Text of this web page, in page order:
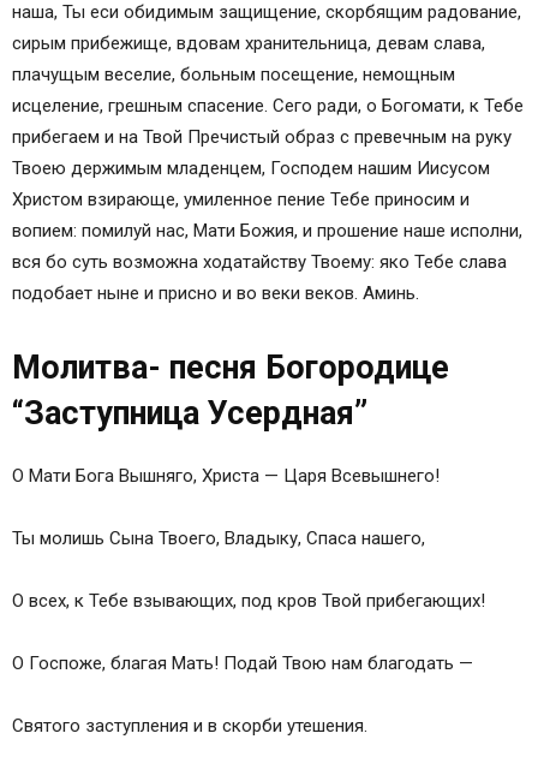
наша, Ты еси обидимым защищение, скорбящим радование,
сирым прибежище, вдовам хранительница, девам слава,
плачущым веселие, больным посещение, немощным
исцеление, грешным спасение. Сего ради, о Богомати, к Тебе
прибегаем и на Твой Пречистый образ с превечным на руку
Твоею держимым младенцем, Господем нашим Иисусом
Христом взирающе, умиленное пение Тебе приносим и
вопием: помилуй нас, Мати Божия, и прошение наше исполни,
вся бо суть возможна ходатайству Твоему: яко Тебе слава
подобает ныне и присно и во веки веков. Аминь.
Молитва- песня Богородице
“Заступница Усердная”
О Мати Бога Вышняго, Христа — Царя Всевышнего!
Ты молишь Сына Твоего, Владыку, Спаса нашего,
О всех, к Тебе взывающих, под кров Твой прибегающих!
О Госпоже, благая Мать! Подай Твою нам благодать —
Святого заступления и в скорби утешения.